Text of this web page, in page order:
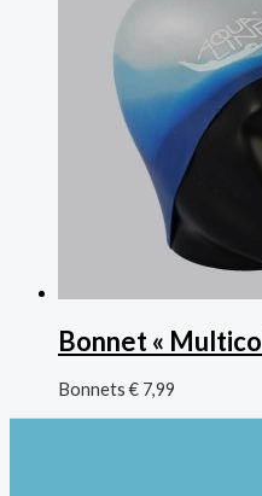
Bonnet «
Bonnets€ 7,99